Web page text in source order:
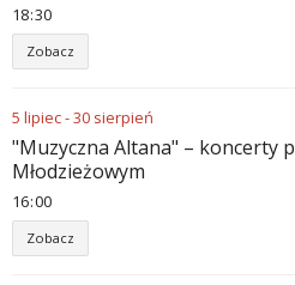
18:30
Zobacz
5 lipiec-30 sierpień
"Muzyczna Altana" – koncerty
Młodzieżowym
16:00
Zobacz